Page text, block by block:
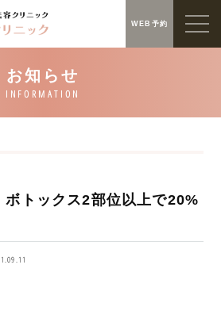
WEB予約
トックス2部位以上で20%